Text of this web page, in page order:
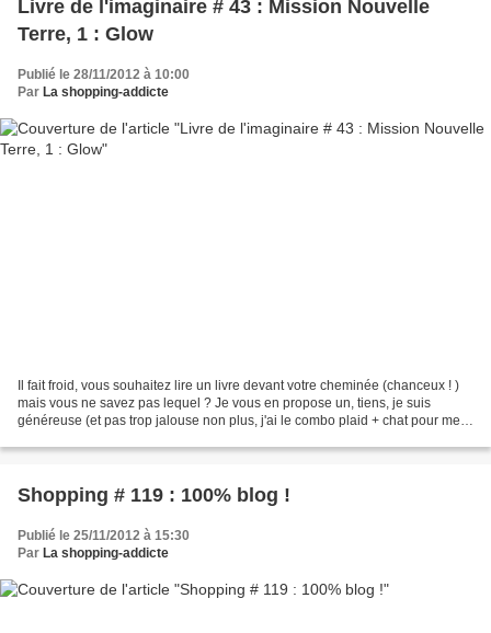
Livre de l'imaginaire # 43 : Mission Nouvelle
Terre, 1 : Glow
Publié le 28/11/2012 à 10:00
Par La shopping-addicte
Il fait froid, vous souhaitez lire un livre devant votre cheminée (chanceux ! )
mais vous ne savez pas lequel ? Je vous en propose un, tiens, je suis
généreuse (et pas trop jalouse non plus, j'ai le combo plaid + chat pour me
Shopping # 119 : 100% blog !
Publié le 25/11/2012 à 15:30
Par La shopping-addicte